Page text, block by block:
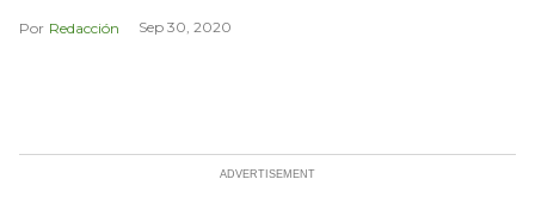
Redacción Sep 30, 2020